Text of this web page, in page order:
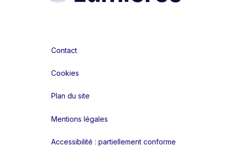
Contact
Cookies
Plan du site
Mentions légales
Accessibilité : partiellement conforme